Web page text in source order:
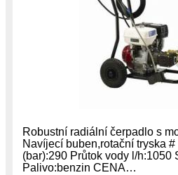
Robustní radiální čerpadlo s
Navíjecí buben,rotační tryska
(bar):290 Průtok vody l/h:1050
Palivo:benzin CENA…